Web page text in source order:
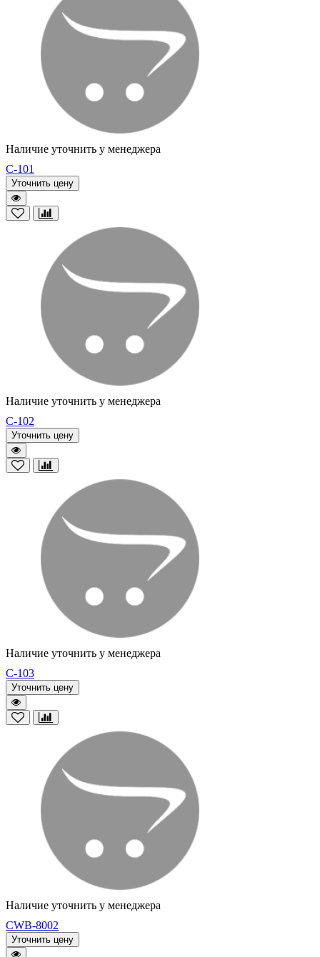
Наличие уточнить у менеджера
C-101
Уточнить цену
Наличие уточнить у менеджера
C-102
Уточнить цену
Наличие уточнить у менеджера
C-103
Уточнить цену
Наличие уточнить у менеджера
CWB-8002
Уточнить цену